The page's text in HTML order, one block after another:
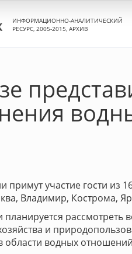
ИНФОРМАЦИОННО-АНАЛИТИЧЕСКИЙ
РЕСУРС, 2005-2015, АРХИВ
примут участие гости из
Владимир, Кострома,
рассмотреть
и
водных